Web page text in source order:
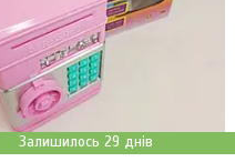
Залишилось 29 днів